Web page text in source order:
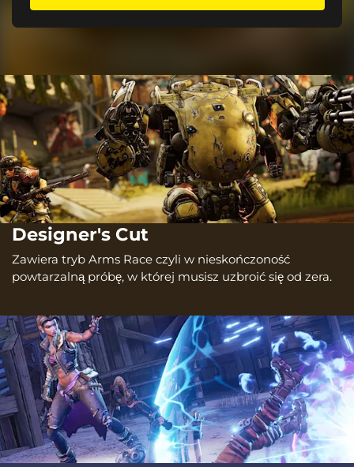
Designer's Cut
Zawiera tryb Arms Race czyli w nieskończoność
powtarzalną próbę, w której musisz uzbroić się od zera.